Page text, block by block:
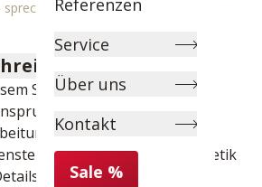
Referenzen
Service
Über uns
Kontakt
Sale %
Sie uns gerne an!
Schlafzimmer hochwertige
Design und
überzeugen. Diese
vereint zeitlose Ästhetik
und schafft eine stilvolle